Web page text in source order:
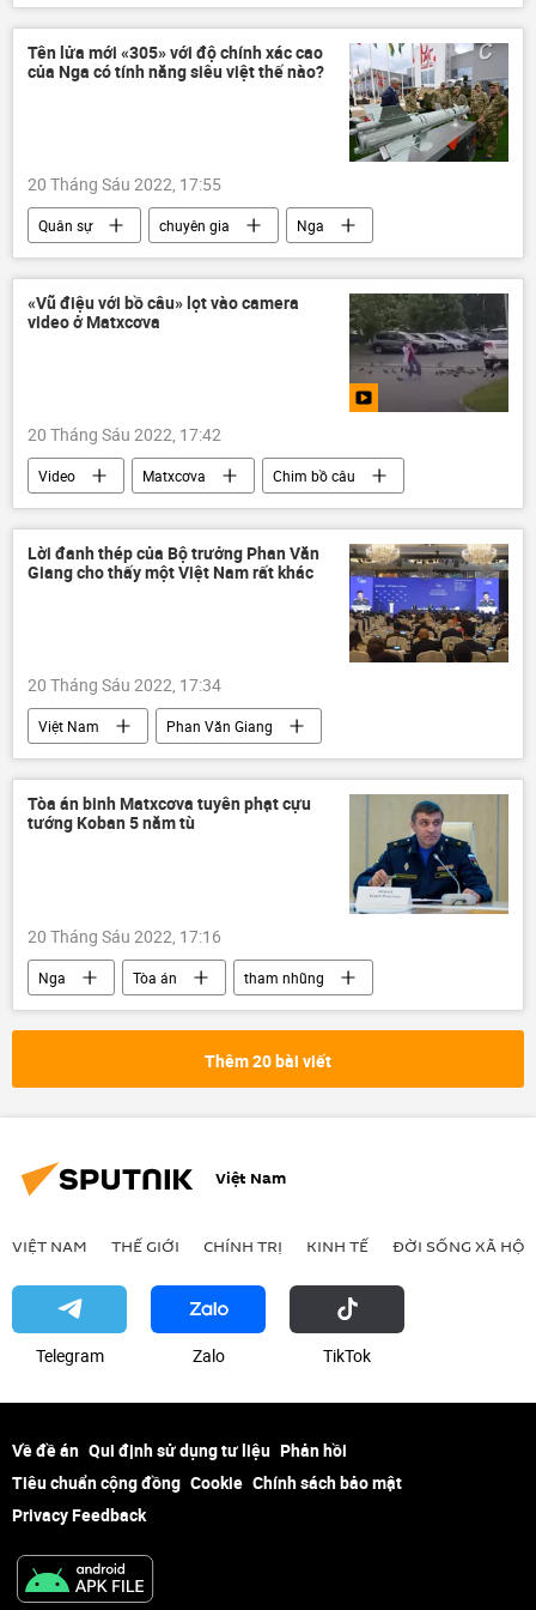
Liên Xô
Chính trị Thế giới
Tên lửa mới «305» với độ chính xác cao
của Nga có tính năng siêu việt thế nào?
20 Tháng Sáu 2022, 17:55
Quân sự chuyên gia
Nga
Quan điểm-Ý kiến
tên lửa
«Vũ điệu với bồ câu» lọt vào camera
video ở Matxcơva
20 Tháng Sáu 2022, 17:42
Video Matxcơva Chim bồ câu
Lời đanh thép của Bộ trưởng Phan Văn
Giang cho thấy một Việt Nam rất khác
20 Tháng Sáu 2022, 17:34
Việt Nam
Phan Văn Giang
Châu Á
Quân sự Biển Hoa Đông
Tòa án binh Matxcơva tuyên phạt cựu
tướng Koban 5 năm tù
20 Tháng Sáu 2022, 17:16
Nga Tòa án
tham nhũng
Matxcơva
Thêm 20 bài viết
Việt Nam
VIỆT NAM THẾ GIỚI CHÍNH TRỊ KINH TẾ ĐỜI SỐNG XÃ HỘI
Telegram Zalo ТikТоk
Về đề án Qui định sử dụng tư liệu Phản hồi
Tiêu chuẩn cộng đồng Cookie Chính sách bảo mật
Privacy Feedback